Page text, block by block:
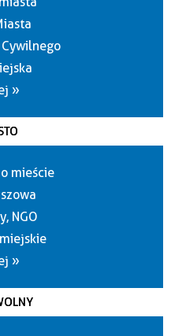
»
mieście
NGO
»